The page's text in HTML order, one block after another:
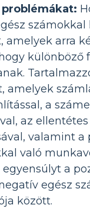
számokkal
amelyek arra
különböző
amelyek
a
az
valamint a
való
a
egész
között.